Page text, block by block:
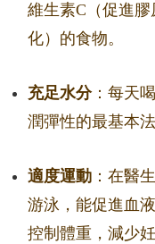
維生素C（促進
化）的食物。
充足水分：每天
潤彈性的最基本法
適度運動 ：在醫
游泳，能促進血
控制體重，減少